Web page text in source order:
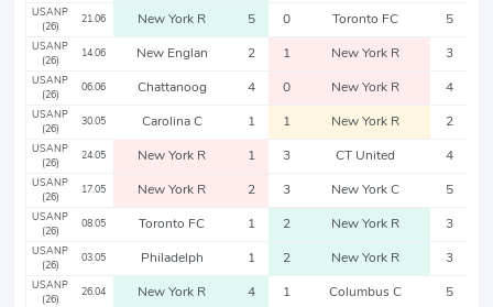
USANP
(26)
21.06 New York R 5 0 Toronto FC 5
USANP
(26)
14.06 New Englan 2 1 New York R 3
USANP
(26)
06.06 Chattanoog 4 0 New York R 4
USANP
(26)
30.05 Carolina C 1 1 New York R 2
USANP
(26)
24.05 New York R 1 3 CT United 4
USANP
(26)
17.05 New York R 2 3 New York C 5
USANP
(26)
08.05 Toronto FC 1 2 New York R 3
USANP
(26)
03.05 Philadelph 1 2 New York R 3
USANP
(26)
26.04 New York R 4 1 Columbus C 5